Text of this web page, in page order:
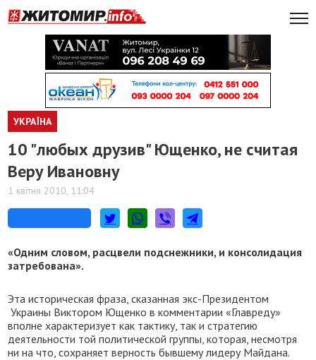
УКРАЇНА
10 "любых друзив" Ющенко, не считая
Веру Ивановну
1 квітня 2010, 11:04
«Одним словом, расцвели подснежники, и консолидация
затребована».
Эта историческая фраза, сказанная экс-Президентом
Украины Виктором Ющенко в комментарии «Главреду»
вполне характеризует как тактику, так и стратегию
деятельности той политической группы, которая, несмотря
ни на что, сохраняет верность бывшему лидеру Майдана.